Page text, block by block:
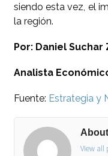
siendo esta vez, el
la región.
Por: Daniel Suchar
Analista
Fuente: Estrategia y
View all